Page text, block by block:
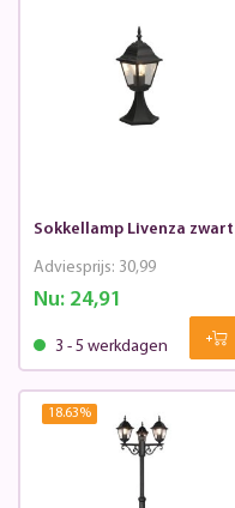
Sokkellamp Livenza zwart
Nu:24,91
Adviesprijs: 30,99
3 - 5 werkdagen
18.63%